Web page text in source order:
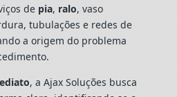
de pia, ralo, vaso
tubulações e redes de
a origem do problema
, a Ajax Soluções busca